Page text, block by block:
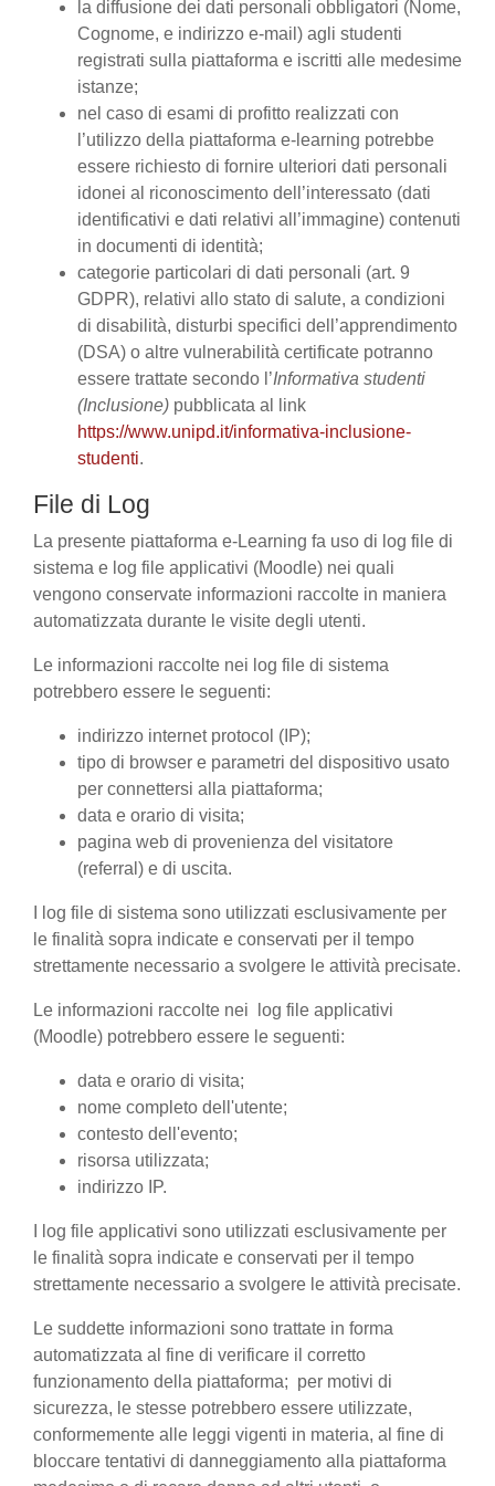
la diffusione dei dati personali obbligatori (Nome,
Cognome, e indirizzo e-mail) agli studenti
registrati sulla piattaforma e iscritti alle medesime
istanze;
nel caso di esami di profitto realizzati con
l’utilizzo della piattaforma e-learning potrebbe
essere richiesto di fornire ulteriori dati personali
idonei al riconoscimento dell’interessato (dati
identificativi e dati relativi all’immagine) contenuti
in documenti di identità;
categorie particolari di dati personali (art. 9
GDPR), relativi allo stato di salute, a condizioni
di disabilità, disturbi specifici dell’apprendimento
(DSA) o altre vulnerabilità certificate potranno
essere trattate secondo l’Informativa studenti
(Inclusione) pubblicata al link
https://www.unipd.it/informativa-inclusione-
studenti.
File di Log
La presente piattaforma e-Learning fa uso di log file di
sistema e log file applicativi (Moodle) nei quali
vengono conservate informazioni raccolte in maniera
automatizzata durante le visite degli utenti.
Le informazioni raccolte nei log file di sistema
potrebbero essere le seguenti:
indirizzo internet protocol (IP);
tipo di browser e parametri del dispositivo usato
per connettersi alla piattaforma;
data e orario di visita;
pagina web di provenienza del visitatore
(referral) e di uscita.
I log file di sistema sono utilizzati esclusivamente per
le finalità sopra indicate e conservati per il tempo
strettamente necessario a svolgere le attività precisate.
Le informazioni raccolte nei log file applicativi
(Moodle) potrebbero essere le seguenti:
data e orario di visita;
nome completo dell'utente;
contesto dell'evento;
risorsa utilizzata;
indirizzo IP.
I log file applicativi sono utilizzati esclusivamente per
le finalità sopra indicate e conservati per il tempo
strettamente necessario a svolgere le attività precisate.
Le suddette informazioni sono trattate in forma
automatizzata al fine di verificare il corretto
funzionamento della piattaforma; per motivi di
sicurezza, le stesse potrebbero essere utilizzate,
conformemente alle leggi vigenti in materia, al fine di
bloccare tentativi di danneggiamento alla piattaforma